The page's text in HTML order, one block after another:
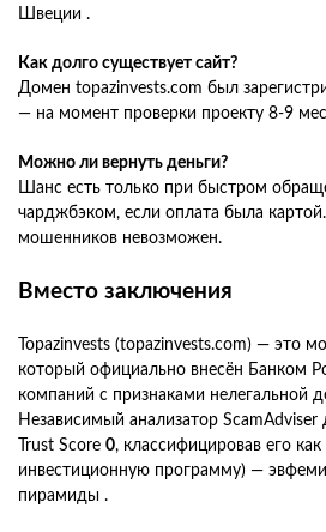
Швеции .
Как долго существует сайт?
Домен topazinvests.com был
— на момент проверки проекту 8-9
Можно ли вернуть деньги?
Шанс есть только при быстром
чарджбэком, если оплата была
мошенников невозможен.
Вместо заключения
Topazinvests (topazinvests.com) — это
который официально внесён Банком
компаний с признаками нелегальной
Независимый анализатор ScamAdviser
Trust Score 0, классифицировав его
инвестиционную программу) —
пирамиды .